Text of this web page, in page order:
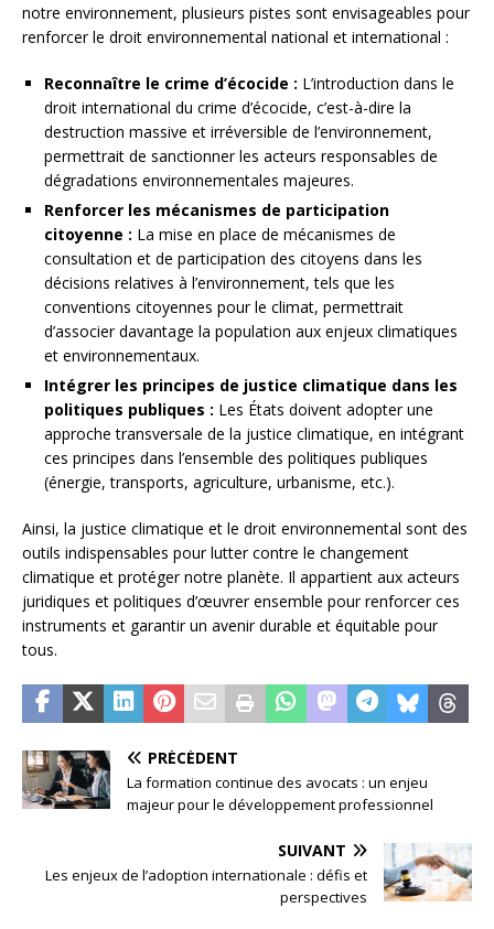
notre environnement, plusieurs pistes sont envisageables pour
renforcer le droit environnemental national et international :
Reconnaître le crime d’écocide : L’introduction dans le
droit international du crime d’écocide, c’est-à-dire la
destruction massive et irréversible de l’environnement,
permettrait de sanctionner les acteurs responsables de
dégradations environnementales majeures.
Renforcer les mécanismes de participation
citoyenne : La mise en place de mécanismes de
consultation et de participation des citoyens dans les
décisions relatives à l’environnement, tels que les
conventions citoyennes pour le climat, permettrait
d’associer davantage la population aux enjeux climatiques
et environnementaux.
Intégrer les principes de justice climatique dans les
politiques publiques : Les États doivent adopter une
approche transversale de la justice climatique, en intégrant
ces principes dans l’ensemble des politiques publiques
(énergie, transports, agriculture, urbanisme, etc.).
Ainsi, la justice climatique et le droit environnemental sont des
outils indispensables pour lutter contre le changement
climatique et protéger notre planète. Il appartient aux acteurs
juridiques et politiques d’œuvrer ensemble pour renforcer ces
instruments et garantir un avenir durable et équitable pour
tous.
PRÉCÉDENT
La formation continue des avocats : un enjeu
majeur pour le développement professionnel
SUIVANT
Les enjeux de l’adoption internationale : défis et
perspectives